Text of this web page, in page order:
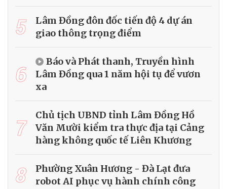
5
Lâm Đồng đôn đốc tiến độ 4 dự án
giao thông trọng điểm
6
Báo và Phát thanh, Truyền hình
Lâm Đồng qua 1 năm hội tụ để vươn
xa
7
Chủ tịch UBND tỉnh Lâm Đồng Hồ
Văn Mười kiểm tra thực địa tại Cảng
hàng không quốc tế Liên Khương
8
Phường Xuân Hương - Đà Lạt đưa
robot AI phục vụ hành chính công